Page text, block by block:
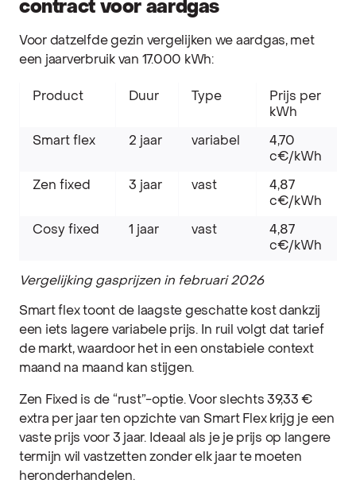
contract voor aardgas
Voor datzelfde gezin vergelijken we aardgas, met
een jaarverbruik van 17.000 kWh:
Product Duur Type
Prijs per
kWh
Smart flex 2 jaar variabel
4,70
c€/kWh
Zen fixed 3 jaar vast
4,87
c€/kWh
Cosy fixed 1 jaar vast
4,87
c€/kWh
Vergelijking gasprijzen in februari 2026
Smart flex toont de laagste geschatte kost dankzij
een iets lagere variabele prijs. In ruil volgt dat tarief
de markt, waardoor het in een onstabiele context
maand na maand kan stijgen.
Zen Fixed is de “rust”-optie. Voor slechts 39,33 €
extra per jaar ten opzichte van Smart Flex krijg je een
vaste prijs voor 3 jaar. Ideaal als je je prijs op langere
termijn wil vastzetten zonder elk jaar te moeten
heronderhandelen.